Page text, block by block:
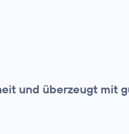
und überzeugt mit